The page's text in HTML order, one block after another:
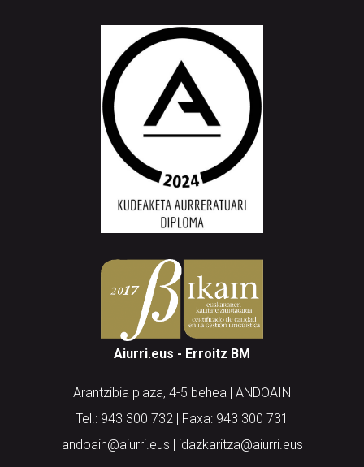
Aiurri.eus - Erroitz BM
Arantzibia plaza, 4-5 behea | ANDOAIN
Tel.: 943 300 732 | Faxa: 943 300 731
andoain@aiurri.eus | idazkaritza@aiurri.eus